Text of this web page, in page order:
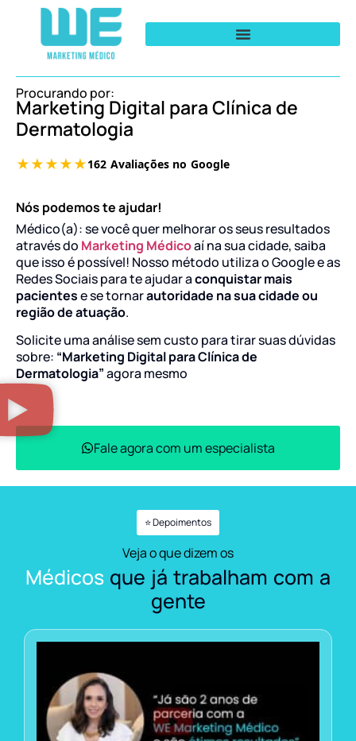
Procurando por:
Marketing Digital para Clínica de
Dermatologia
Nós podemos te ajudar!
Médico(a): se você quer melhorar os seus resultados
através do Marketing Médicoaí na sua cidade, saiba
que isso é possível! Nosso método utiliza o Google e as
Redes Sociais para te ajudar aconquistar mais
pacientese se tornarautoridade na sua cidade ou
região de atuação.
Solicite uma análise sem custo para tirar suas dúvidas
sobre: “Marketing Digital para Clínica de
Dermatologia”agora mesmo
Fale agora com um especialista
⭐ Depoimentos
Veja o que dizem os
Médicos que já trabalham com a
gente